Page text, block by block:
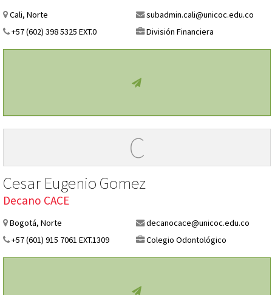
Cali, Norte
subadmin.cali@unicoc.edu.co
+57 (602) 398 5325 EXT.0
División Financiera
C
Cesar Eugenio Gomez
Decano CACE
Bogotá, Norte
decanocace@unicoc.edu.co
+57 (601) 915 7061 EXT.1309
Colegio Odontológico